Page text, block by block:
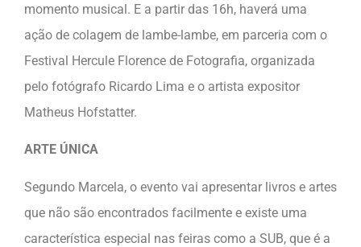
momento musical. E a partir das 16h, haverá uma
ação de colagem de lambe-lambe, em parceria com o
Festival Hercule Florence de Fotografia, organizada
pelo fotógrafo Ricardo Lima e o artista expositor
Matheus Hofstatter.
ARTE ÚNICA
Segundo Marcela, o evento vai apresentar livros e artes
que não são encontrados facilmente e existe uma
característica especial nas feiras como a SUB, que é a